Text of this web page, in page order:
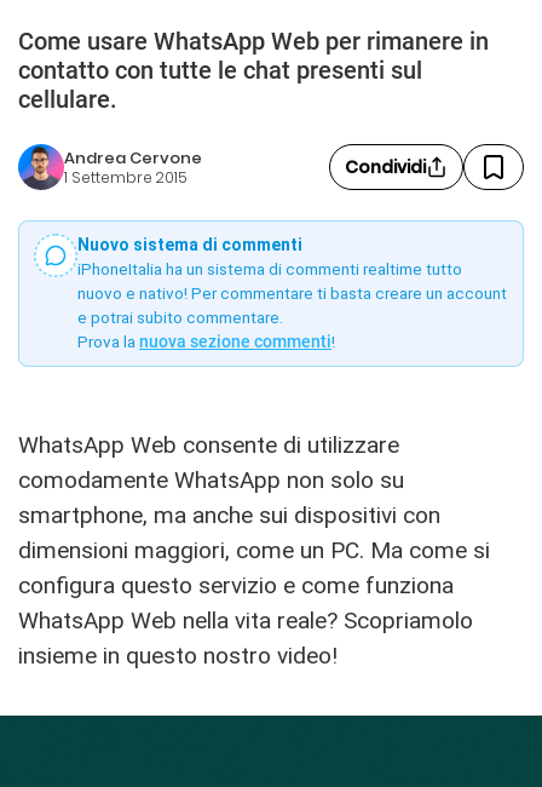
Come usare WhatsApp Web per rimanere in
contatto con tutte le chat presenti sul
cellulare.
Andrea Cervone
1 Settembre 2015 Condividi
Nuovo sistema di commenti
iPhoneItalia ha un sistema di commenti realtime tutto
nuovo e nativo! Per commentare ti basta creare un account
e potrai subito commentare.
Prova la nuova sezione commenti!
WhatsApp Web consente di utilizzare
comodamente WhatsApp non solo su
smartphone, ma anche sui dispositivi con
dimensioni maggiori, come un PC. Ma come si
configura questo servizio e come funziona
WhatsApp Web nella vita reale? Scopriamolo
insieme in questo nostro video!